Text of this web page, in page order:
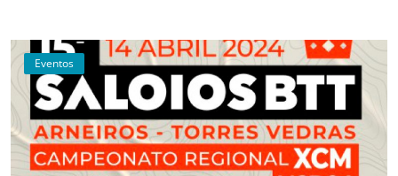
Eventos